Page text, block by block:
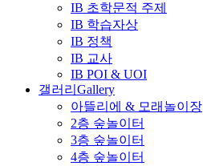
IB 초학문적 주제
IB 학습자상
IB 정책
IB 교사
IB POI & UOI
갤러리 Gallery
아뜰리에 & 모래놀이장
2층 숲놀이터
3층 숲놀이터
4층 숲놀이터